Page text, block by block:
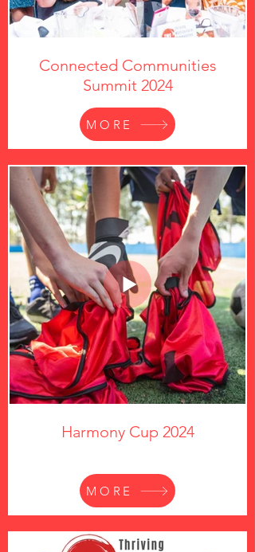
Connected Communities
Summit 2024
Harmony Cup 2024
MORE
MORE